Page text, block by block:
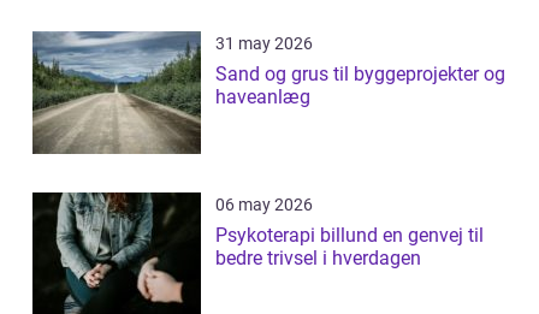
31 may 2026
Sand og grus til byggeprojekter og
haveanlæg
06 may 2026
Psykoterapi billund en genvej til
bedre trivsel i hverdagen